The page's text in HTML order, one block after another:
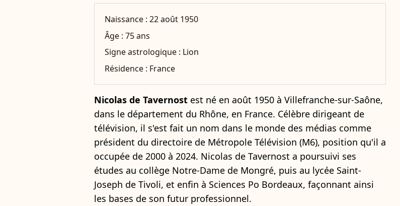
Naissance :22 août 1950
Âge :75 ans
Signe astrologique : Lion
Résidence : France
Nicolas de Tavernost est né en août 1950 à Villefranche-sur-Saône,
dans le département du Rhône, en France. Célèbre dirigeant de
télévision, il s'est fait un nom dans le monde des médias comme
président du directoire de Métropole Télévision (M6), position qu'il a
occupée de 2000 à 2024. Nicolas de Tavernost a poursuivi ses
études au collège Notre-Dame de Mongré, puis au lycée Saint-
Joseph de Tivoli, et enfin à Sciences Po Bordeaux, façonnant ainsi
les bases de son futur professionnel.